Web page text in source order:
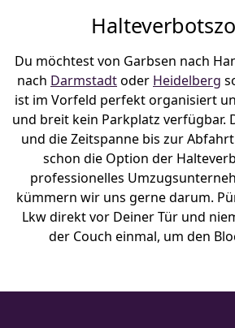
Du möchtest von Garbsen nach
nach Darmstadtoder Heidelberg
ist im Vorfeld perfekt organisiert
und breit kein Parkplatz verfügbar.
und die Zeitspanne bis zur
schon die Option der
professionelles
kümmern wir uns gerne darum.
Lkw direkt vor Deiner Tür und
der Couch einmal, um den